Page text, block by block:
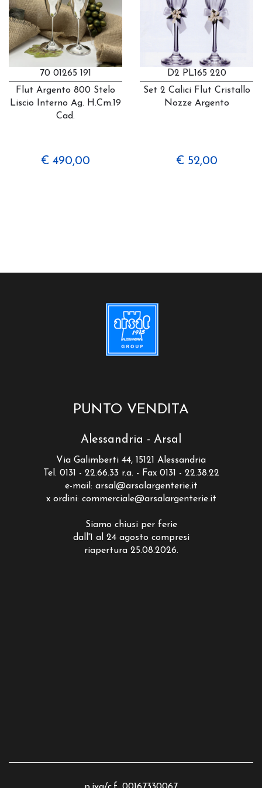
70 01265 191
Flut Argento 800 Stelo
Liscio Interno Ag. H.cm.19
Cad.
€ 490,00
D2 PL165 220
Set 2 Calici Flut Cristallo
Nozze Argento
€ 52,00
PUNTO VENDITA
Alessandria - Arsal
Via Galimberti 44, 15121 Alessandria
Tel. 0131 - 22.66.33 r.a. - Fax 0131 - 22.38.22
e-mail: arsal@arsalargenterie.it
x ordini: commerciale@arsalargenterie.it
Siamo chiusi per ferie
dall'1 al 24 agosto compresi
riapertura 25.08.2026.